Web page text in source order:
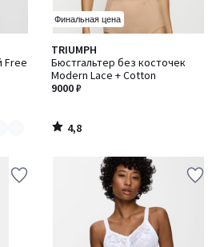
Free
Финальная цена
TRIUMPH
Бюстгальтер без косточек
Modern Lace + Cotton
9000 ₽
4,8
/ 5
4,8
/